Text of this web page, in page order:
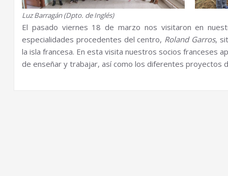
Luz Barragán (Dpto. de Inglés)
El pasado viernes 18 de marzo nos visitaron en
especialidades procedentes del centro, Roland Garros,
la isla francesa. En esta visita nuestros socios franceses
de enseñar y trabajar, así como los diferentes proyectos